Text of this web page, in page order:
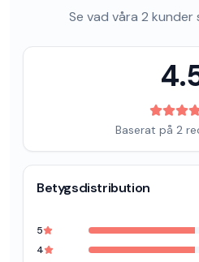
Se vad våra 2 kunder
Baserat på 2
Betygsdistribution
5
4